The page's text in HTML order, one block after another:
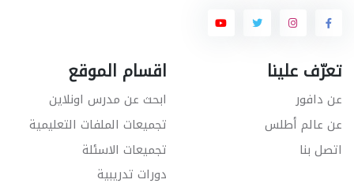
تعرّف علينا
عن دافور
عن عالم أطلس
اتصل بنا
اقسام الموقع
ابحث عن مدرس اونلاين
تجميعات الملفات التعليمية
تجميعات الاسئلة
دورات تدريبية